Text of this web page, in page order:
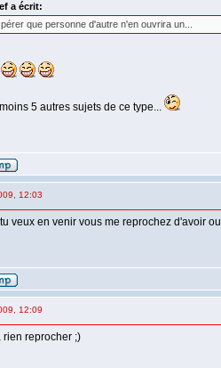
a écrit:
que personne d'autre n'en ouvrira un...
5 autres sujets de ce type...
12:03
veux en venir vous me reprochez d'avoir
12:09
rien reprocher ;)